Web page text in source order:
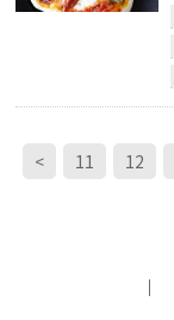
< 11 12
｜